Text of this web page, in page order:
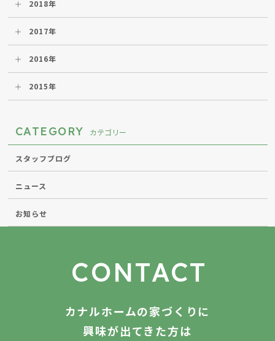
2018年
2017年
2016年
2015年
CATEGORY カテゴリー
スタッフブログ
ニュース
お知らせ
CONTACT
カナルホームの家づくりに
興味が出てきた方は